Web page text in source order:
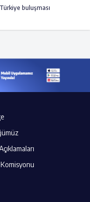
buluşması
Komisyonu